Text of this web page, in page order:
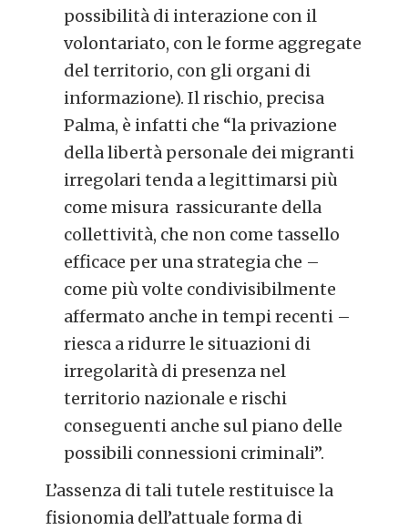
possibilità di interazione con il
volontariato, con le forme aggregate
del territorio, con gli organi di
informazione). Il rischio, precisa
Palma, è infatti che “la privazione
della libertà personale dei migranti
irregolari tenda a legittimarsi più
come misura rassicurante della
collettività, che non come tassello
efficace per una strategia che –
come più volte condivisibilmente
affermato anche in tempi recenti –
riesca a ridurre le situazioni di
irregolarità di presenza nel
territorio nazionale e rischi
conseguenti anche sul piano delle
possibili connessioni criminali”.
L’assenza di tali tutele restituisce la
fisionomia dell’attuale forma di